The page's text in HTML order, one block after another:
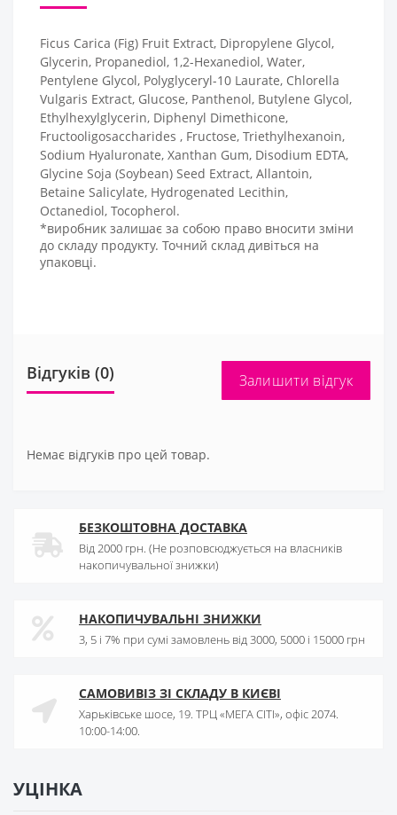
Ficus Carica (Fig) Fruit Extract, Dipropylene Glycol,
Glycerin, Propanediol, 1,2-Hexanediol, Water,
Pentylene Glycol, Polyglyceryl-10 Laurate, Chlorella
Vulgaris Extract, Glucose, Panthenol, Butylene Glycol,
Ethylhexylglycerin, Diphenyl Dimethicone,
Fructooligosaccharides , Fructose, Triethylhexanoin,
Sodium Hyaluronate, Xanthan Gum, Disodium EDTA,
Glycine Soja (Soybean) Seed Extract, Allantoin,
Betaine Salicylate, Hydrogenated Lecithin,
Octanediol, Tocopherol.
*виробник залишає за собою право вносити зміни
до складу продукту. Точний склад дивіться на
упаковці.
Відгуків (0) Залишити відгук
Немає відгуків про цей товар.
БЕЗКОШТОВНА ДОСТАВКА
Від 2000 грн. (Не розповсюджується на власників
накопичувальної знижки)
НАКОПИЧУВАЛЬНІ ЗНИЖКИ
3, 5 і 7% при сумі замовлень від 3000, 5000 і 15000 грн
САМОВИВІЗ ЗІ СКЛАДУ В КИЄВІ
Харьківське шосе, 19. ТРЦ «МЕГА СІТІ», офіс 2074.
10:00-14:00.
УЦІНКА